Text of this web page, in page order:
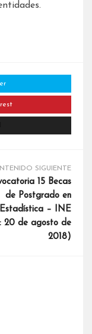
SIGUIENTE
15 Becas
de Postgrado en
Estadística – INE
20 de agosto de
2018)